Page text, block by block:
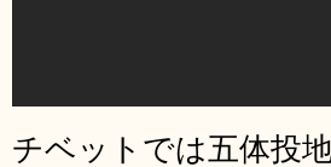
チベットでは五体投